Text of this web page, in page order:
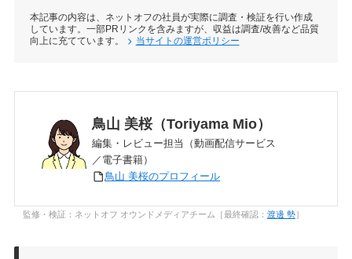
本記事の内容は、ネットオフの社員が実際に調査・検証を行い作成
しています。一部PRリンクを含みますが、収益は調査/改善など品質
向上に充てています。
当サイトの運営ポリシー
鳥山 美桜（Toriyama Mio）
編集・レビュー担当（動画配信サービス
／電子書籍）
鳥山 美桜のプロフィール
監修・検証：ネットオフ オウンドメディアチーム［最終確認： 渡邊 勢］